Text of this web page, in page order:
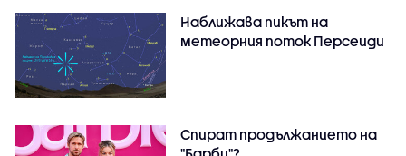
Наближава пикът на
метеорния поток Персеиди
Спират продължанието на